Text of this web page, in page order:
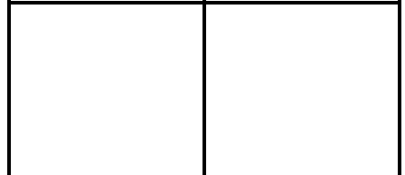
Ширина: 40 см
Ширина: 83,4 см